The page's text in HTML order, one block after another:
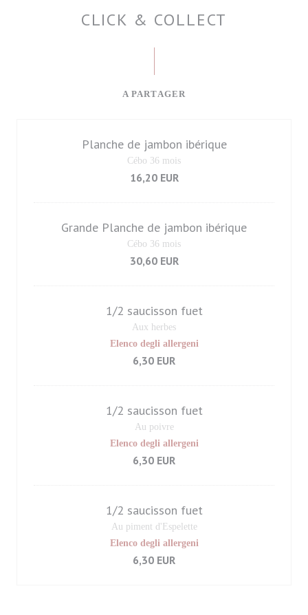
CLICK & COLLECT
A PARTAGER
Planche de jambon ibérique
Cébo 36 mois
16,20 EUR
Grande Planche de jambon ibérique
Cébo 36 mois
30,60 EUR
1/2 saucisson fuet
Aux herbes
Elenco degli allergeni
6,30 EUR
1/2 saucisson fuet
Au poivre
Elenco degli allergeni
6,30 EUR
1/2 saucisson fuet
Au piment d'Espelette
Elenco degli allergeni
6,30 EUR